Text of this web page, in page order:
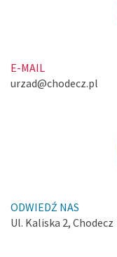
E-MAIL
urzad@chodecz.pl
ODWIEDŹ NAS
Ul. Kaliska 2, Chodecz